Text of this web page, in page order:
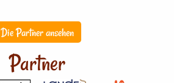
Die Partner ansehen
Partner